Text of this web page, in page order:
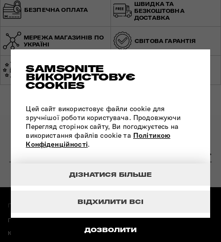
SAMSONITE
ВИКОРИСТОВУЄ
COOKIES
Цей сайт використовує файли cookie для
зручнішої роботи користувача. Продовжуючи
Перегляд сторінок сайту, Ви погоджуєтесь на
використання файлів cookie та Політикою
Конфіденційності.
ДОЗВОЛИТИ
ВІДХИЛИТИ ВСІ
ДІЗНАТИСЯ БІЛЬШЕ
БЕЗПЕЧНА ОПЛАТА
ШВИДКА ТА
БЕЗКОШТОВНА
ДОСТАВКА
МЕРЕЖА МАГАЗИНІВ ПО
УКРАЇНІ
СВІТОВА ГАРАНТІЯ
ЗРОБЛЕНО В ЄВРОПІ
КОНСУЛЬТАЦІЯ
ПІДПИШІТЬСЯ НА НАШІ НОВИНИ:
ПРО МАГАЗИН:
Повернення і обмін
Карта магазинів
ІНФОРМАЦІЯ:
Корисні публікації